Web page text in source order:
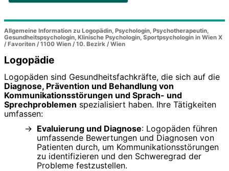
Allgemeine Information zu Logopädin, Psychologin, Psychotherapeutin,
Gesundheitspsychologin, Klinische Psychologin, Sportpsychologin in Wien X
/ Favoriten / 1100 Wien / 10. Bezirk / Wien
Logopädie
Logopäden sind Gesundheitsfachkräfte, die sich auf die
Diagnose, Prävention und Behandlung von
Kommunikationsstörungen und Sprach- und
Sprechproblemen spezialisiert haben. Ihre Tätigkeiten
umfassen:
Evaluierung und Diagnose: Logopäden führen
umfassende Bewertungen und Diagnosen von
Patienten durch, um Kommunikationsstörungen
zu identifizieren und den Schweregrad der
Probleme festzustellen.